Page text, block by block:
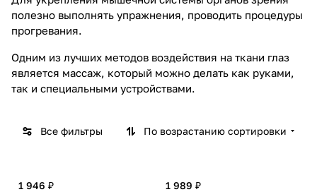
полезно выполнять упражнения, проводить процедуры
прогревания.
Одним из лучших методов воздействия на ткани глаз
является массаж, который можно делать как руками,
так и специальными устройствами.
Все фильтры По возрастанию сортировки
1 946 ₽ 1 989 ₽